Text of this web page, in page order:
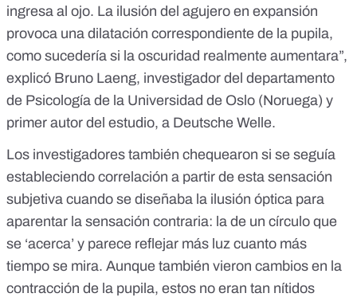
ingresa al ojo. La ilusión del agujero en expansión
provoca una dilatación correspondiente de la pupila,
como sucedería si la oscuridad realmente aumentara”,
explicó Bruno Laeng, investigador del departamento
de Psicología de la Universidad de Oslo (Noruega) y
primer autor del estudio, a Deutsche Welle.
Los investigadores también chequearon si se seguía
estableciendo correlación a partir de esta sensación
subjetiva cuando se diseñaba la ilusión óptica para
aparentar la sensación contraria: la de un círculo que
se ‘acerca’ y parece reflejar más luz cuanto más
tiempo se mira. Aunque también vieron cambios en la
contracción de la pupila, estos no eran tan nítidos